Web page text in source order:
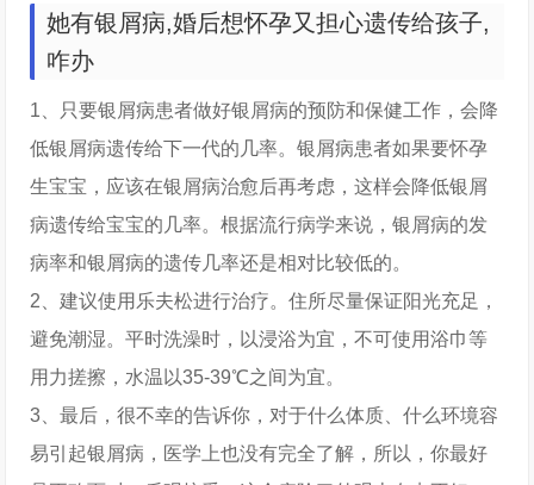
她有银屑病,婚后想怀孕又担心遗传给孩子,
咋办
1、只要银屑病患者做好银屑病的预防和保健工作，会降
低银屑病遗传给下一代的几率。银屑病患者如果要怀孕
生宝宝，应该在银屑病治愈后再考虑，这样会降低银屑
病遗传给宝宝的几率。根据流行病学来说，银屑病的发
病率和银屑病的遗传几率还是相对比较低的。
2、建议使用乐夫松进行治疗。住所尽量保证阳光充足，
避免潮湿。平时洗澡时，以浸浴为宜，不可使用浴巾等
用力搓擦，水温以35-39℃之间为宜。
3、最后，很不幸的告诉你，对于什么体质、什么环境容
易引起银屑病，医学上也没有完全了解，所以，你最好